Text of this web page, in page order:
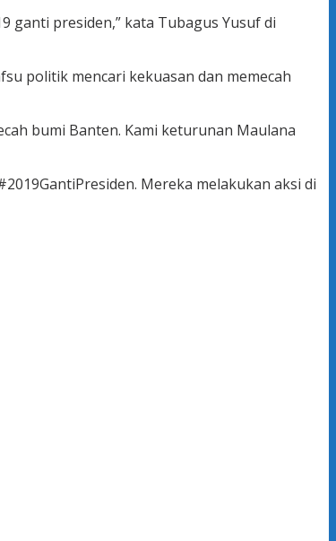
ganti presiden,” kata Tubagus Yusuf di
politik mencari kekuasan dan memecah
bumi Banten. Kami keturunan Maulana
Mereka melakukan aksi di